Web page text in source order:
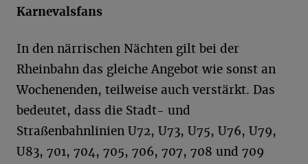
Karnevalsfans
In den närrischen Nächten gilt bei der
Rheinbahn das gleiche Angebot wie sonst an
Wochenenden, teilweise auch verstärkt. Das
bedeutet, dass die Stadt- und
Straßenbahnlinien U72, U73, U75, U76, U79,
U83, 701, 704, 705, 706, 707, 708 und 709